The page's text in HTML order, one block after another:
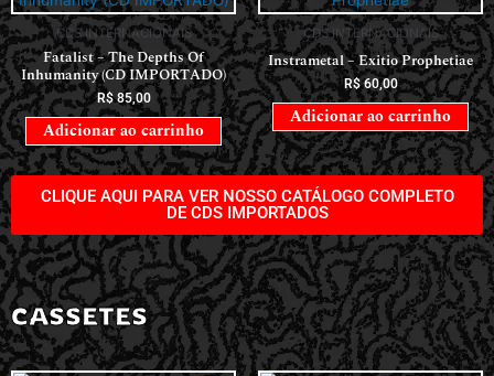
CDS INTERNACIONAIS
Fatalist – The Depths Of
Inhumanity (CD IMPORTADO)
R$85,00
Adicionar ao carrinho
CDS INTERNACIONAIS
Instrametal – Exitio Prophetiae
R$60,00
Adicionar ao carrinho
CLIQUE AQUI PARA VER NOSSO CATÁLOGO COMPLETO
DE CDS IMPORTADOS
CASSETES